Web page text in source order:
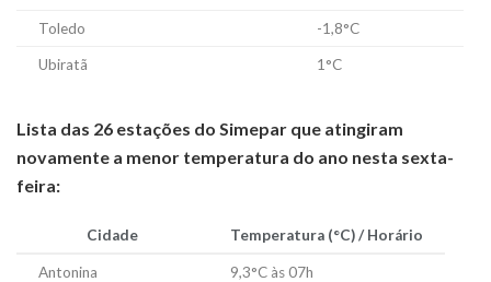
Toledo -1,8°C
Ubiratã 1°C
Lista das 26 estações do Simepar que atingiram
novamente a menor temperatura do ano nesta sexta-
feira:
Cidade Temperatura (°C) / Horário
Antonina 9,3°C às 07h